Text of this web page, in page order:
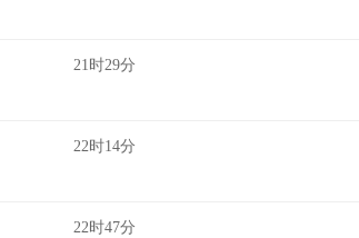
21时29分
22时14分
22时47分